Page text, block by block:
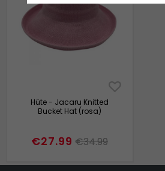
Hüte - Jacaru Knitted
Bucket Hat (rosa)
€27.99 €34.99